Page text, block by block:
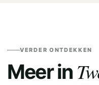
VERDER ONTDEKKEN
Meer in